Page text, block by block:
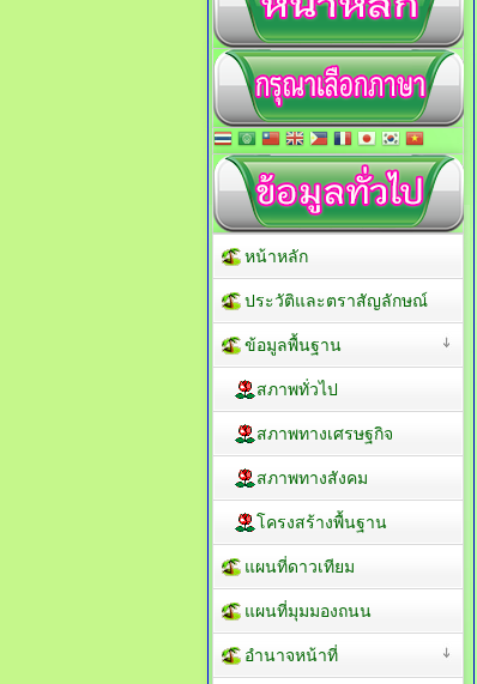
หน้าหลัก
ประวัติและตราสัญลักษณ์
ข้อมูลพื้นฐาน
สภาพทั่วไป
สภาพทางเศรษฐกิจ
สภาพทางสังคม
โครงสร้างพื้นฐาน
แผนที่ดาวเทียม
แผนที่มุมมองถนน
อำนาจหน้าที่